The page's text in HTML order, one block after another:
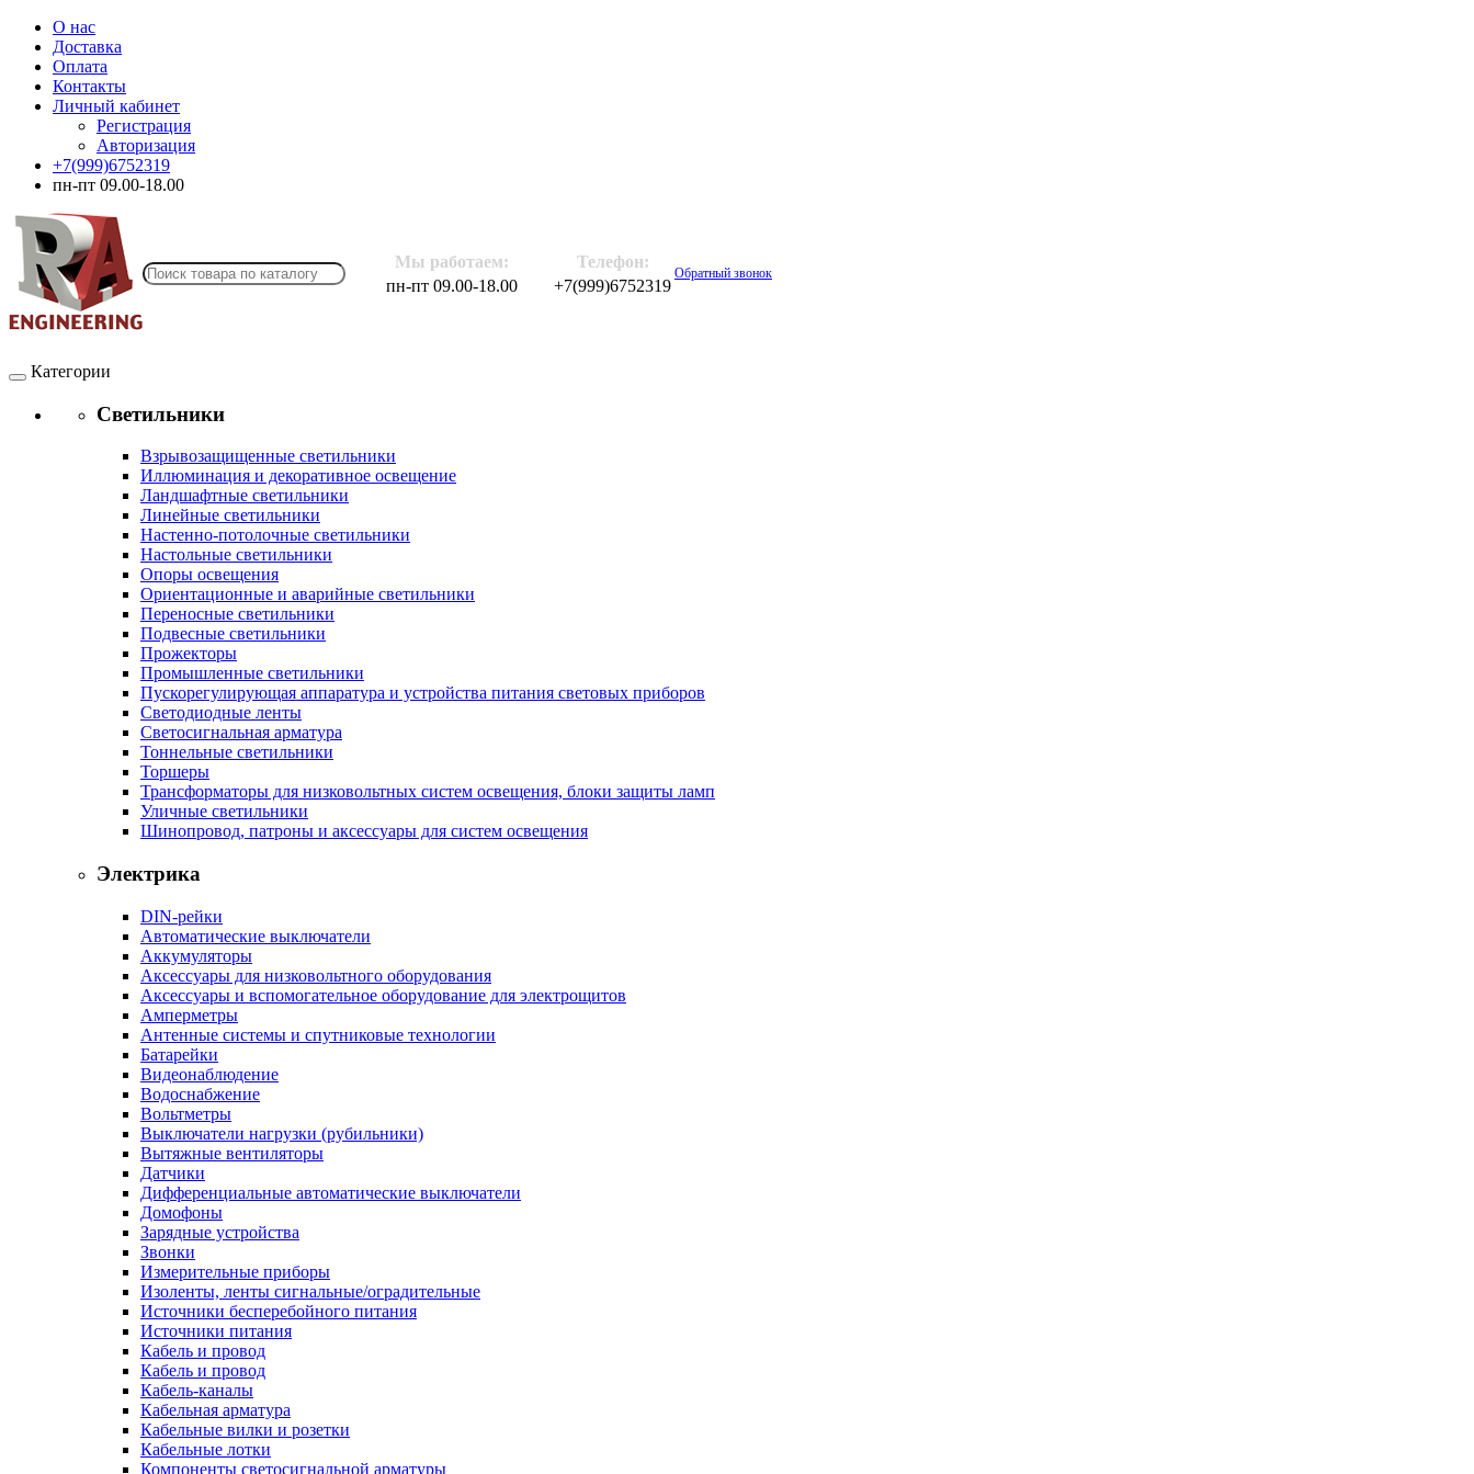
О нас
Доставка
Оплата
Контакты
Личный кабинет
Регистрация
Авторизация
+7(999)6752319
пн-пт 09.00-18.00
Мы работаем:
Телефон:
пн-пт 09.00-18.00
+7(999)6752319
Обратный звонок
Категории
Светильники
Взрывозащищенные светильники
Иллюминация и декоративное освещение
Ландшафтные светильники
Линейные светильники
Настенно-потолочные светильники
Настольные светильники
Опоры освещения
Ориентационные и аварийные светильники
Переносные светильники
Подвесные светильники
Прожекторы
Промышленные светильники
Пускорегулирующая аппаратура и устройства питания световых приборов
Светодиодные ленты
Светосигнальная арматура
Тоннельные светильники
Торшеры
Трансформаторы для низковольтных систем освещения, блоки защиты ламп
Уличные светильники
Шинопровод, патроны и аксессуары для систем освещения
Электрика
DIN-рейки
Автоматические выключатели
Аккумуляторы
Аксессуары для низковольтного оборудования
Аксессуары и вспомогательное оборудование для электрощитов
Амперметры
Антенные системы и спутниковые технологии
Батарейки
Видеонаблюдение
Водоснабжение
Вольтметры
Выключатели нагрузки (рубильники)
Вытяжные вентиляторы
Датчики
Дифференциальные автоматические выключатели
Домофоны
Зарядные устройства
Звонки
Измерительные приборы
Изоленты, ленты сигнальные/оградительные
Источники бесперебойного питания
Источники питания
Кабель и провод
Кабель и провод
Кабель-каналы
Кабельная арматура
Кабельные вилки и розетки
Кабельные лотки
Компоненты светосигнальной арматуры